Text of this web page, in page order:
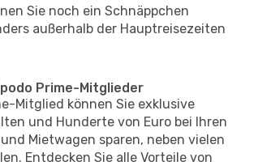
Sie noch ein Schnäppchen
außerhalb der Hauptreisezeiten
Prime-Mitglieder
Mitglied können Sie exklusive
und Hunderte von Euro bei Ihren
Mietwagen sparen, neben vielen
Entdecken Sie alle Vorteile von